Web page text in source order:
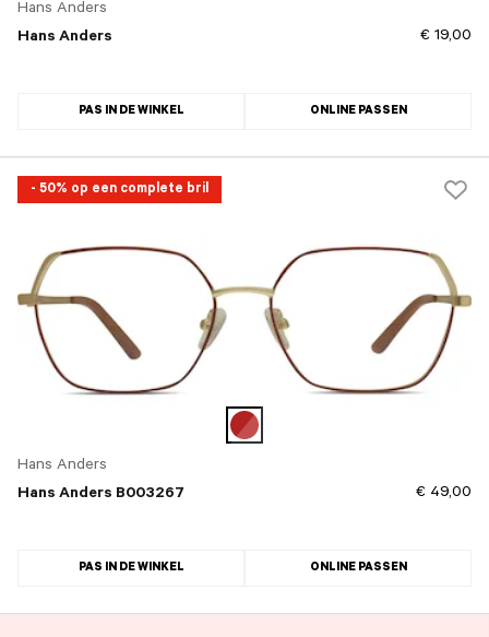
Hans Anders
Hans Anders
€ 19,00
PAS IN DE WINKEL ONLINE PASSEN
- 50% op een complete bril
Hans Anders
Hans Anders B003267
€ 49,00
PAS IN DE WINKEL ONLINE PASSEN